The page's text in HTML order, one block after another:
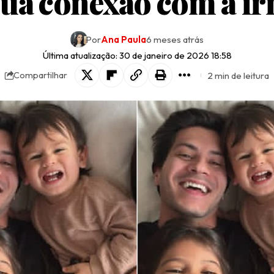
Última atualização: 30 de janeiro de 2026 18:58
PorAna Paula6 meses atrás
Compartilhar 2 min de leitura